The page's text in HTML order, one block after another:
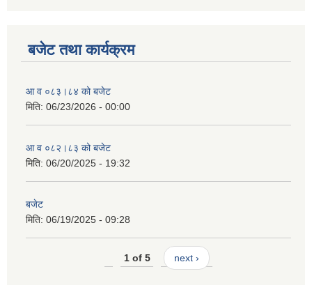
बजेट तथा कार्यक्रम
आ व ०८३।८४ को बजेट
मिति: 06/23/2026 - 00:00
आ व ०८२।८३ को बजेट
मिति: 06/20/2025 - 19:32
बजेट
मिति: 06/19/2025 - 09:28
1 of 5 next ›